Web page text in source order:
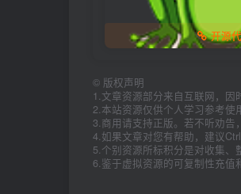
开源
© 版权声明
1.文章资源部分来自互联网，因
2.本站资源仅供个人学习参考使
3.商用请支持正版。若不听劝告
4.如果文章对您有帮助，建议
5.个别资源所标积分是对收集、
6.鉴于虚拟资源的可复制性充值